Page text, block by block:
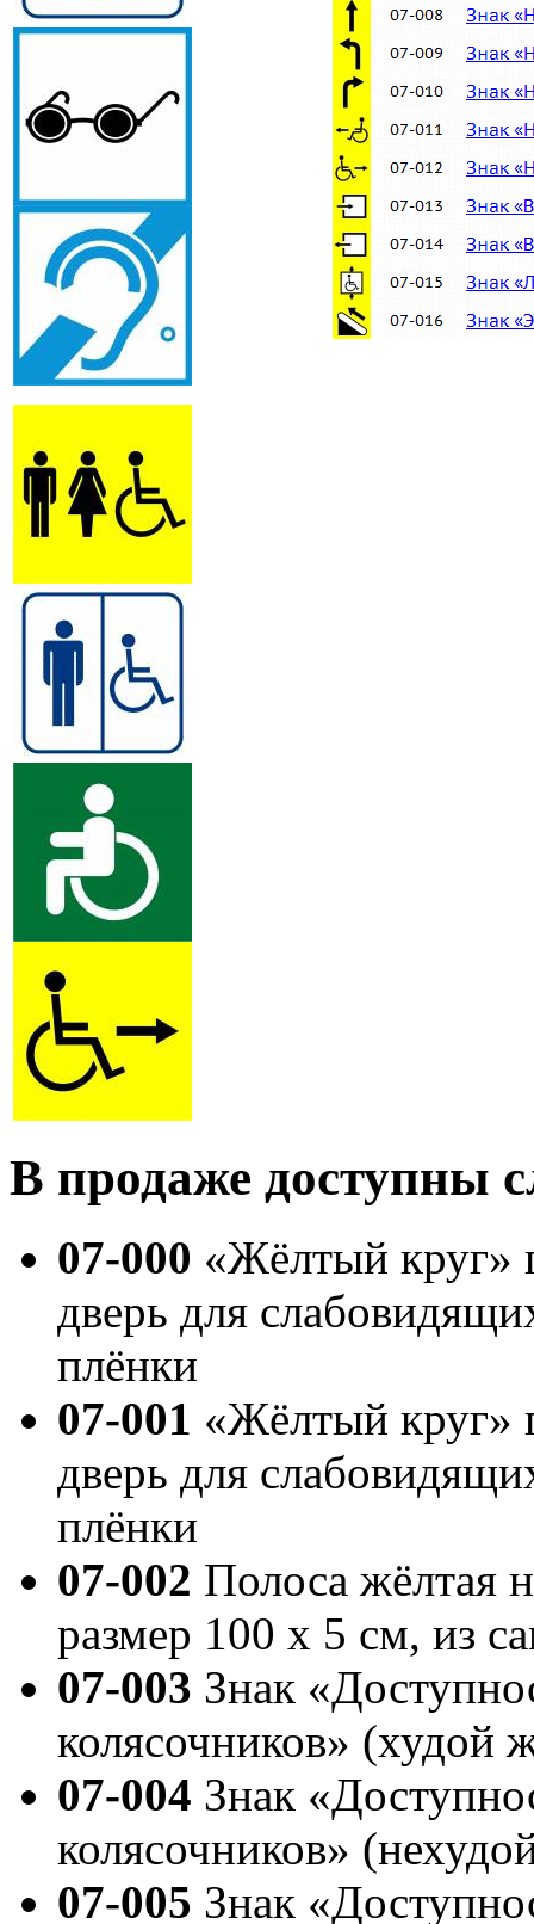
В продаже доступны
07-000 «Жёлтый круг»
дверь для
плёнки
07-001 «Жёлтый круг»
дверь для
плёнки
07-002 Полоса жёлтая
размер 100 x 5 см, из
07-003 Знак
колясочников» (худой
07-004 Знак
колясочников»
07-005 Знак